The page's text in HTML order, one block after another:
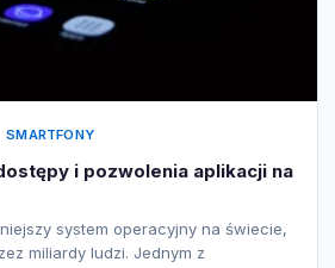
SMARTFONY
i pozwolenia aplikacji na
system operacyjny na świecie,
miliardy ludzi. Jednym z